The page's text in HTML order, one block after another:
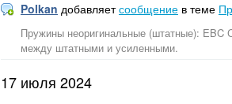
Polkan добавляетсообщение в теме
Пружины неоригинальные (штатные): EBC
между штатными и усиленными.
17 июля 2024